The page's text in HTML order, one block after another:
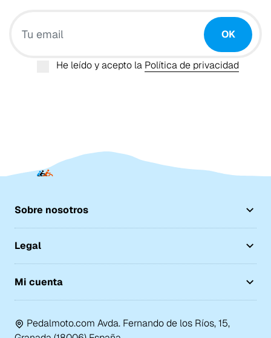
OK
He leído y acepto la Política de privacidad
Sobre nosotros
Legal
Mi cuenta
Pedalmoto.com Avda. Fernando de los Ríos, 15,